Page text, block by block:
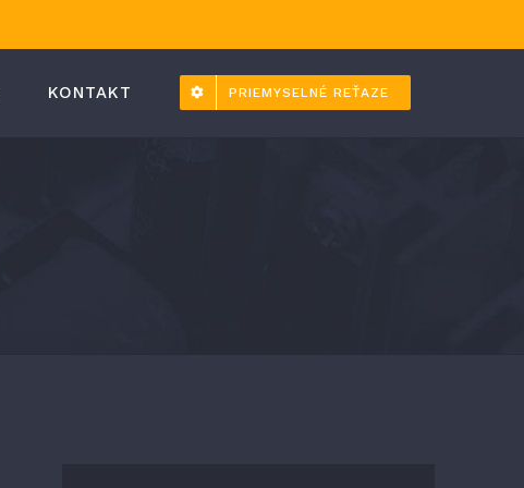
KONTAKT PRIEMYSELNÉ REŤAZE